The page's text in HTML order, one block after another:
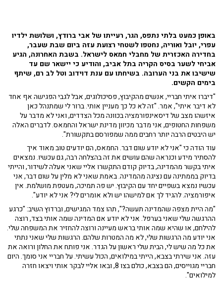
באופן כמעט בלתי נתפס, הגר, רעייתו של אבי ברודץ, ושלושת ילדיו
עפרי, יובל ואוריה, נחטפו לשטחי רצועת עזה ביום שבת שעבר,
בחדירה האכזרית של מחבלי חמאס לישראל. בשבת האחרונה, הגיע
אביחי לשער בסיס הקריה בתל אביב, והודיע כי יישאר שם עד
שישיבו את בני הערובה. בשיחתו עם ענת דוידוב וטל לב רם, שיתף
בימים הקשים.
"דיברו איתי חבריי, אנשים מהקיבוץ, פסיכולוגים, אבל לגבי הפגישה אף אחד
לא דיבר איתי", אמר. "זה לא כל כך מעניין אותי. ברור לי שמתנהל כאן
איזשהו מצב של דיסאינפורמציה בכוונה מכל הצדדים, ואני לא מדבר על
משפחות החטופים, אני מדבר מכיוון מדינת ישראל והחמאס. לדברים האלה
יש היבטים הרבה יותר רחבים ממה שמפורסם בתקשורת".
עוד הודה כי "אני לא יודע שום דבר. החמאס, הם יודעים טוב מאוד איך
להסתיר מידע וכנראה שהם עושים את זה בהצלחה רבה, גם עכשיו. נמצאים
איתי בקשר מהמדינה, בדיוק קודם התקשרו אליי שאני אעלה לשידור, והייתי
בדיוק בממתינה עם נציגה מהמדינה. באמת שאני לא מלין על שום דבר, אני
עכשיו נמצא בשפיים יחד עם הקיבוץ. יש פה תמיכה, מעטפת מושלמת. אין
איפורמציה. להגיד לך אם למישהו יש ולא אומרים לי? אני לא יודע".
"מה היית מצפה שהמדינה תעשה?", תהו צמד המגישים, וברדוץ השיב: "כרגע
ההרגשה שלי שאני בערפל. אני לא יודע אם המדינה שמה אותי בצד, רוצה
להילחם, או שהיא שמה אותי בראש מעיינה ורוצה להחזיר את המשפחה שלי.
אני יודע מה הרגשות שלי, לא מה המטרות שלהם. הרגשות שלי שאני נתתי
את כל מה שיש לי, הבית שלי ראשון על הגדר. אני פותח את החלון ורואה את
עזה. אני שירתי בצבא, הייתי במילואים, הכול עשיתי. על חבריי אני סומך. היום
חבריי מגוייסים, הם בצבא, כולם בצו 8, ובאו אליי לבקר אותי ויצאו חזרה
למילואים".